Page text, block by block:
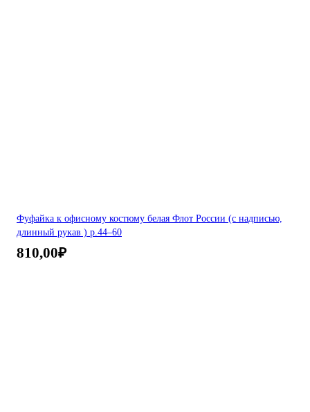
Фуфайка к офисному костюму белая Флот России (с надписью,
длинный рукав ) р.44–60
810,00₽